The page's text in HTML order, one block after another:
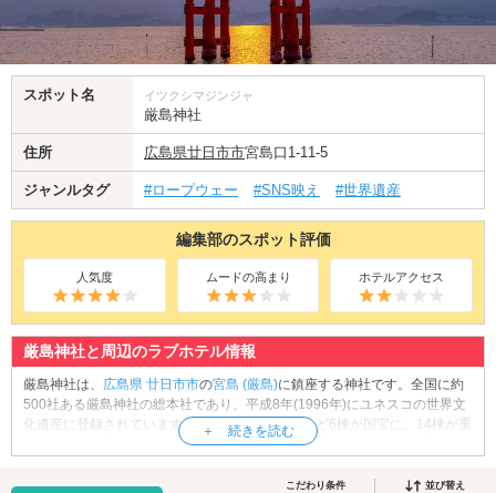
スポット名 イツクシマジンジャ
厳島神社
住所 広島県廿日市市宮島口1-11-5
ジャンルタグ #ロープウェー #SNS映え #世界遺産
編集部のスポット評価
人気度 ムードの高まり ホテルアクセス
厳島神社と周辺のラブホテル情報
厳島神社は、 広島県 廿日市市の宮島 (厳島)に鎮座する神社です。全国に約
500社ある厳島神社の総本社であり、平成8年(1996年)にユネスコの世界文
化遺産に登録されています。本殿や拝殿、回廊など6棟が国宝に、14棟が重
要文化財に指定されている他、平家の納めた「平家納経」などの国宝・重
をはじめとする3柱。交通安全にご利益があると言われています。海上にそ
こだわり条件 並び替え